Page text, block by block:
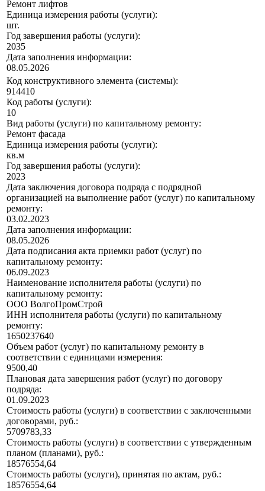
Ремонт лифтов
Единица измерения работы (услуги):
шт.
Год завершения работы (услуги):
2035
Дата заполнения информации:
08.05.2026
Код конструктивного элемента (системы):
914410
Код работы (услуги):
10
Вид работы (услуги) по капитальному ремонту:
Ремонт фасада
Единица измерения работы (услуги):
кв.м
Год завершения работы (услуги):
2023
Дата заключения договора подряда с подрядной
организацией на выполнение работ (услуг) по капитальному
ремонту:
03.02.2023
Дата заполнения информации:
08.05.2026
Дата подписания акта приемки работ (услуг) по
капитальному ремонту:
06.09.2023
Наименование исполнителя работы (услуги) по
капитальному ремонту:
ООО ВолгоПромСтрой
ИНН исполнителя работы (услуги) по капитальному
ремонту:
1650237640
Объем работ (услуг) по капитальному ремонту в
соответствии с единицами измерения:
9500,40
Плановая дата завершения работ (услуг) по договору
подряда:
01.09.2023
Стоимость работы (услуги) в соответствии с заключенными
договорами, руб.:
5709783,33
Стоимость работы (услуги) в соответствии с утвержденным
планом (планами), руб.:
18576554,64
Стоимость работы (услуги), принятая по актам, руб.:
18576554,64